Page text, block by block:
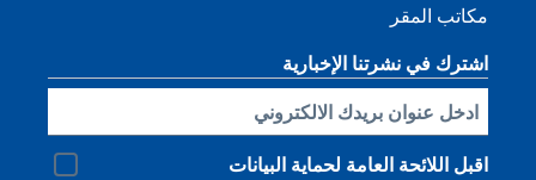
مكاتب المقر
اشترك في نشرتنا الإخبارية
Inserisci la tua email
اقبل اللائحة العامة لحماية البيانات